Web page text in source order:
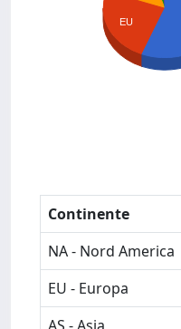
EU
Continente
NA - Nord America
EU - Europa